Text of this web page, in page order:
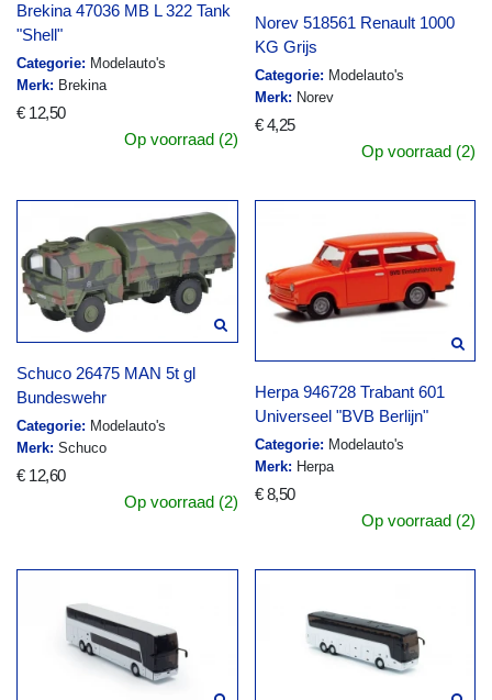
Brekina 47036 MB L 322 Tank
"Shell"
Categorie: Modelauto's
Merk: Brekina
€ 12,50
Op voorraad (2)
Norev 518561 Renault 1000
KG Grijs
Categorie: Modelauto's
Merk: Norev
€ 4,25
Op voorraad (2)
Schuco 26475 MAN 5t gl
Bundeswehr
Categorie: Modelauto's
Merk: Schuco
€ 12,60
Op voorraad (2)
Herpa 946728 Trabant 601
Universeel "BVB Berlijn"
Categorie: Modelauto's
Merk: Herpa
€ 8,50
Op voorraad (2)